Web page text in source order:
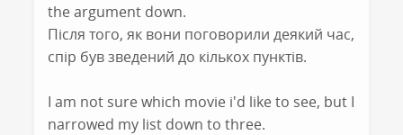
the argument down.
Після того, як вони поговорили деякий час,
спір був зведений до кількох пунктів.
I am not sure which movie i'd like to see, but I
narrowed my list down to three.